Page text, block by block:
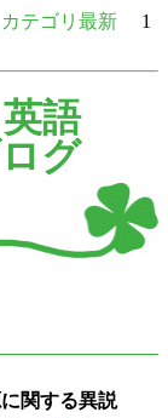
カテゴリ最新 1
語
グ
関する異説